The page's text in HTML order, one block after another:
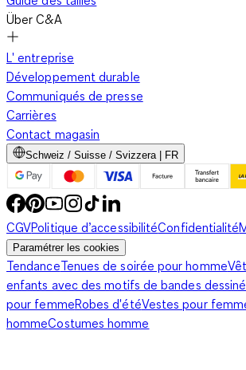
Über C&A
L' entreprise
Développement durable
Communiqués de presse
Carrières
Contact magasin
Schweiz / Suisse / Svizzera | FR
CGVPolitique d’accessibilitéConfidentialité
Paramétrer les cookies
TendanceTenues de soirée pour homme
enfants avec des motifs de bandes
pour femmeRobes d'étéVestes pour
hommeCostumes homme